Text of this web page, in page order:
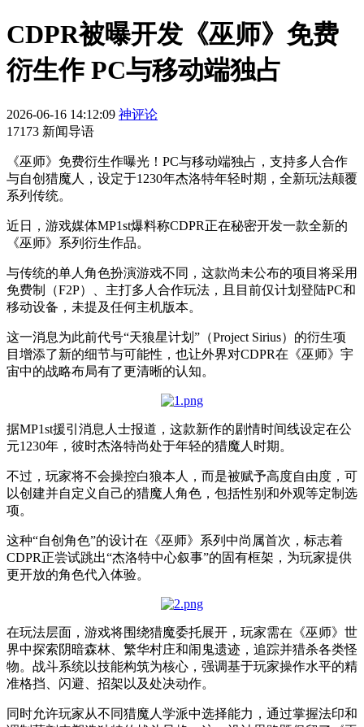
CDPR被曝开发《巫师》免费
衍生作 PC与移动端独占
2026-06-16 14:12:09 神评论
17173 新闻导语
《巫师》免费衍生作曝光！PC与移动端独占，支持多人合作
与自创猎魔人，设定于1230年杰洛特年轻时期，全新玩法颠覆
系列传统。
近日，游戏媒体MP1st爆料称CDPR正在秘密开发一款全新的
《巫师》系列衍生作品。
与传统的单人角色扮演游戏不同，这款尚未公布的项目将采用
免费制（F2P）、主打多人合作玩法，且目前仅计划登陆PC和
移动设备，未提及任何主机版本。
这一消息为此前代号“天狼星计划”（Project Sirius）的衍生项
目增添了新的细节与可能性，也让外界对CDPR在《巫师》宇
宙中的战略布局有了更清晰的认知。
据MP1st援引消息人士报道，这款新作的剧情时间线设定在公
元1230年，彼时杰洛特尚处于年轻的猎魔人时期。
不过，玩家将不会操控白狼本人，而是被赋予高度自由度，可
以创建并自定义自己的猎魔人角色，包括性别和外观等定制选
项。
这种“自创角色”的设计在《巫师》系列中尚属首次，标志着
CDPR正尝试跳出“杰洛特中心叙事”的固有框架，为玩家提供
更开放的角色代入体验。
在玩法层面，游戏将围绕猎魔委托展开，玩家需在《巫师》世
界中探索阴暗森林、繁华村庄和闹鬼遗迹，追踪并猎杀各类怪
物。战斗系统以技能构筑为核心，强调基于玩家操作水平的精
准格挡、闪避、招架以及处决动作。
同时允许玩家从不同猎魔人学派中选择能力，通过掌握法印和